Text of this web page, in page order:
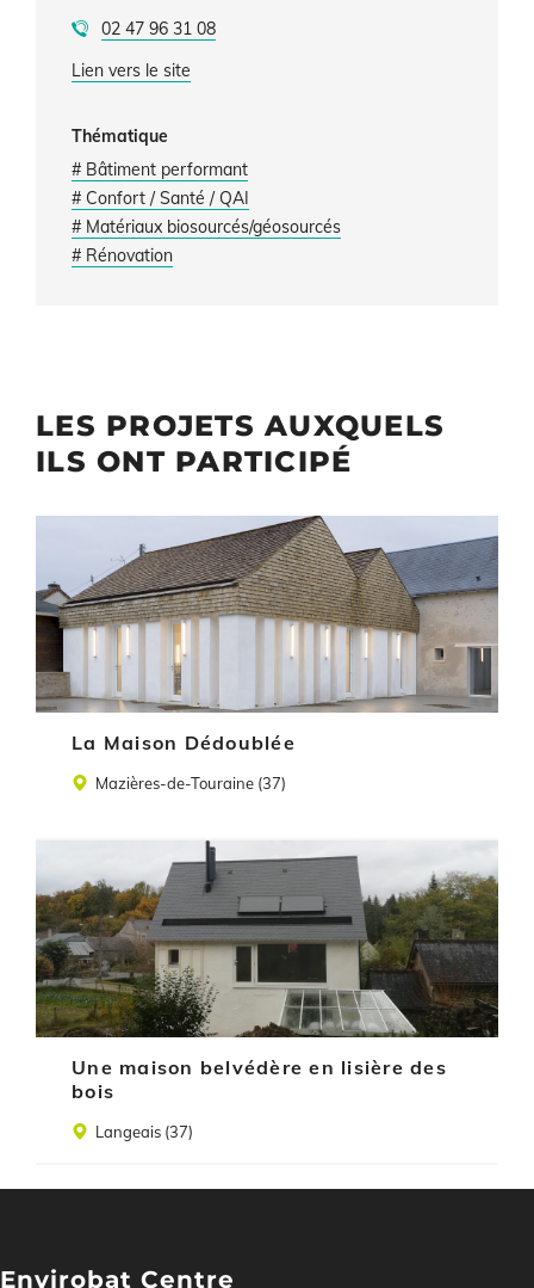
02 47 96 31 08
Lien vers le site
Thématique
# Bâtiment performant
# Confort / Santé / QAI
# Matériaux biosourcés/géosourcés
# Rénovation
LES PROJETS AUXQUELS
ILS ONT PARTICIPÉ
La Maison Dédoublée
Mazières-de-Touraine (37)
Une maison belvédère en lisière des
bois
Langeais (37)
Envirobat Centre